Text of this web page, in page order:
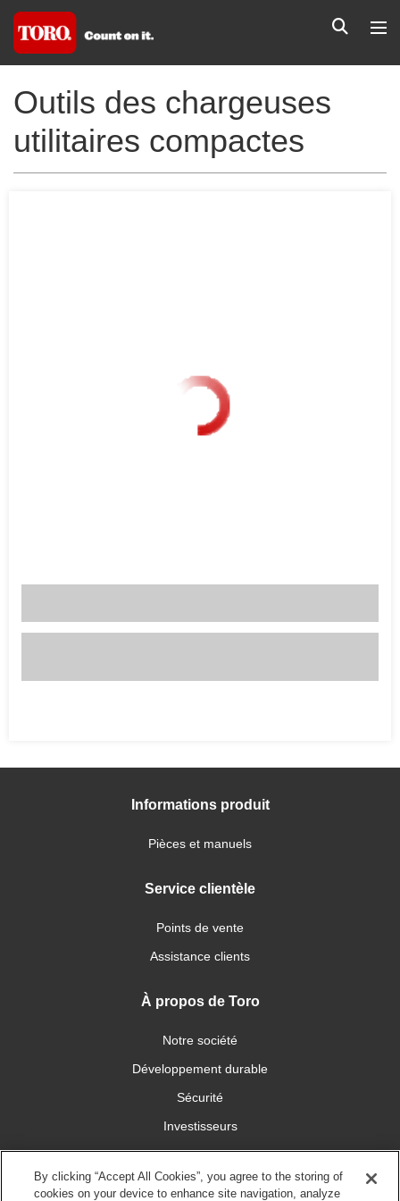
Outils des chargeuses
utilitaires compactes
Informations produit
Pièces et manuels
Service clientèle
Points de vente
Assistance clients
À propos de Toro
Notre société
Développement durable
Sécurité
Investisseurs
Carrières
By clicking “Accept All Cookies”, you agree to the storing of
cookies on your device to enhance site navigation, analyze